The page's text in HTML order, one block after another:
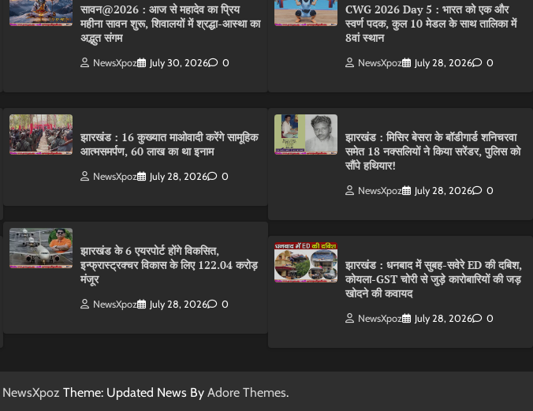
सावन@2026 : आज से महादेव का प्रिय
महीना सावन शुरू, शिवालयों में श्रद्धा-आस्था का
अद्भुत संगम
NewsXpoz July 30, 2026 0
झारखंड : 16 कुख्यात माओवादी करेंगे सामूहिक
आत्मसमर्पण, 60 लाख का था इनाम
NewsXpoz July 28, 2026 0
झारखंड के 6 एयरपोर्ट होंगे विकसित,
इन्फ्रास्ट्रक्चर विकास के लिए 122.04 करोड़
मंजूर
NewsXpoz July 28, 2026 0
CWG 2026 Day 5 : भारत को एक और
स्वर्ण पदक, कुल 10 मेडल के साथ तालिका में
8वां स्थान
NewsXpoz July 28, 2026 0
झारखंड : मिसिर बेसरा के बॉडीगार्ड शनिचरवा
समेत 18 नक्सलियों ने किया सरेंडर, पुलिस को
सौंपे हथियार!
NewsXpoz July 28, 2026 0
झारखंड : धनबाद में सुबह-सवेरे ED की दबिश,
कोयला-GST चोरी से जुड़े कारोबारियों की जड़
खोदने की कवायद
NewsXpoz July 28, 2026 0
NewsXpoz Theme: Updated News By Adore Themes.